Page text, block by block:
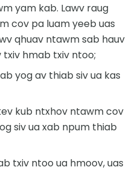
yam kab. Lawv raug
cov pa luam yeeb uas
qhuav ntawm sab hauv
hmab txiv ntoo;
yog av thiab siv ua kas
kub ntxhov ntawm cov
siv ua xab npum thiab
txiv ntoo ua hmoov, uas